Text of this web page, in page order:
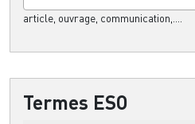
article, ouvrage, communication,....
Termes ESO